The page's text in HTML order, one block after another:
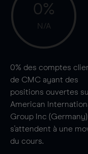
0%
N/A
0% des comptes
de CMC ayant des
positions ouvertes
American
Group Inc (Germany)
s'attendent à une
du cours.